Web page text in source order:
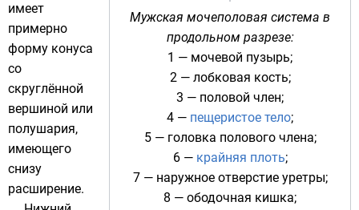
Мужская мочеполовая система в
продольном разрезе:
1 — мочевой пузырь;
2 — лобковая кость;
3 — половой член;
4 — пещеристое тело;
5 — головка полового члена;
6 — крайняя плоть;
7 — наружное отверстие уретры;
8 — ободочная кишка;
имеет
примерно
форму конуса
со
скруглённой
вершиной или
полушария,
имеющего
снизу
расширение.